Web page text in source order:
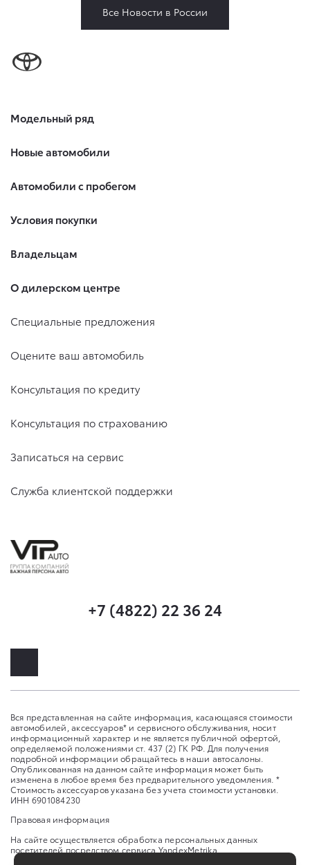
Все Новости в России
Модельный ряд
Новые автомобили
Автомобили с пробегом
Условия покупки
Владельцам
О дилерском центре
Специальные предложения
Оцените ваш автомобиль
Консультация по кредиту
Консультация по страхованию
Записаться на сервис
Служба клиентской поддержки
+7 (4822) 22 36 24
Вся представленная на сайте информация, касающаяся стоимости
автомобилей, аксессуаров* и сервисного обслуживания, носит
информационный характер и не является публичной офертой,
определяемой положениями ст. 437 (2) ГК РФ. Для получения
подробной информации обращайтесь в наши автосалоны.
Опубликованная на данном сайте информация может быть
изменена в любое время без предварительного уведомления. *
Стоимость аксессуаров указана без учета стоимости установки.
ИНН 6901084230
Правовая информация
На сайте осуществляется обработка персональных данных
посетителей посредством сервиса YandexMetrika